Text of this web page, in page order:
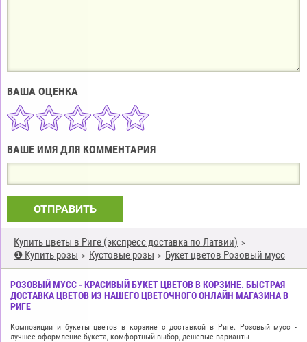
Купить цветы в Риге (экспресс доставка по Латвии)
❶ Купить розы
Кустовые розы Букет цветов Розовый мусс
РОЗОВЫЙ МУСС - КРАСИВЫЙ БУКЕТ ЦВЕТОВ В КОРЗИНЕ. БЫСТРАЯ
ДОСТАВКА ЦВЕТОВ ИЗ НАШЕГО ЦВЕТОЧНОГО ОНЛАЙН МАГАЗИНА В
РИГЕ
Композиции и букеты цветов в корзине с доставкой в Риге. Розовый мусс -
лучшее оформление букета, комфортный выбор, дешевые варианты
ВАША ОЦЕНКА
ВАШЕ ИМЯ ДЛЯ КОММЕНТАРИЯ
ОТПРАВИТЬ